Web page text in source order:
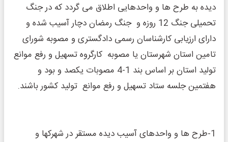
دیده به طرح ها و واحدهایی اطلاق می گردد که در جنگ
تحمیلی جنگ 12 روزه و جنگ رمضان دچار آسیب شده و
دارای ارزیابی کارشناسان رسمی دادگستری و مصوبه شورای
تامین استان شهرستان یا مصوبه کارگروه تسهیل و رفع موانع
تولید استان بر اساس بند 1-4 مصوبات یکصد و بود و
هفتمین جلسه ستاد تسهیل و رفع موانع تولید کشور باشند.
1-طرح ها و واحدهای آسیب دیده مستقر در شهرکها و